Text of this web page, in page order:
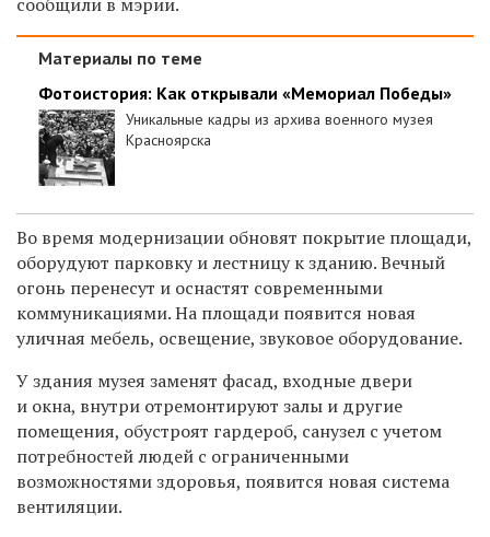
Материалы по теме
Фотоистория: Как открывали «Мемориал Победы»
Уникальные кадры из архива военного музея
Красноярска
Во время модернизации обновят покрытие площади,
оборудуют парковку и лестницу к зданию. Вечный
огонь перенесут и оснастят современными
коммуникациями. На площади появится новая
уличная мебель, освещение, звуковое оборудование.
У здания музея заменят фасад, входные двери
и окна, внутри отремонтируют залы и другие
помещения, обустроят гардероб, санузел с учетом
потребностей людей с ограниченными
возможностями здоровья, появится новая система
вентиляции.